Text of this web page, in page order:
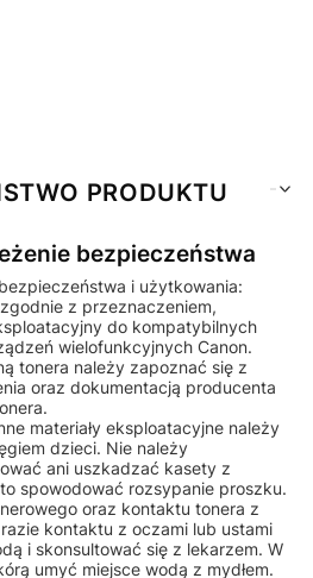
PRODUKTU
bezpieczeństwa
i użytkowania:
z przeznaczeniem,
do kompatybilnych
wielofunkcyjnych Canon.
tonera należy zapoznać się z
oraz dokumentacją producenta
materiały eksploatacyjne należy
dzieci. Nie należy
ani uszkadzać kasety z
spowodować rozsypanie proszku.
oraz kontaktu tonera z
kontaktu z oczami lub ustami
i skonsultować się z lekarzem. W
umyć miejsce wodą z mydłem.